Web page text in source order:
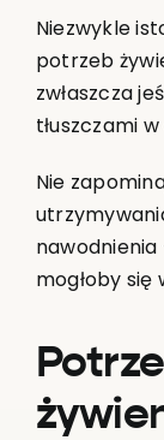
Niezwykle
potrzeb
zwłaszcza
tłuszczami
Nie
mogłoby się